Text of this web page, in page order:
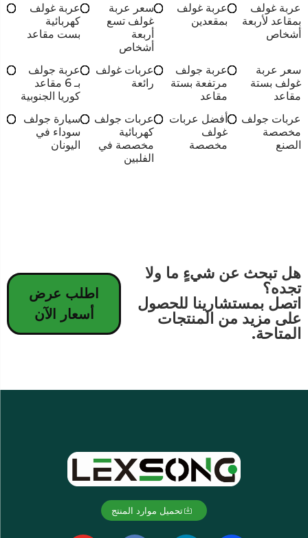
عربة غولف
بمقاعد لأربعة
أشخاص
عربة غولف
بمقعدين
سعر عربة
غولف تسع
أربعة
أشخاص
عربة غولف
كهربائية
بست مقاعد
سعر عربة
غولف بستة
مقاعد
عربة جولف
مرتفعة بستة
مقاعد
عربات غولف
رائعة
عربة جولف
بـ 6 مقاعد
كوريا الجنوبية
عربات جولف
مخصصة
الصنع
أفضل عربات
غولف
مخصصة
عربات جولف
كهربائية
مخصصة في
الفلبين
سيارة جولف
سوداء في
اليونان
هل تبحث عن شيءٍ ما ولا
تجده؟
اتصل بمستشارينا للحصول
على مزيد من المنتجات
المتاحة.
اطلب عرض
أسعار الآن
تحميل موارد المنتج